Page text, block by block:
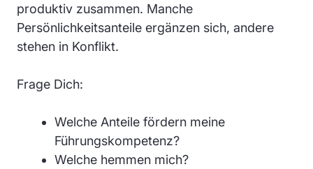
produktiv zusammen. Manche
Persönlichkeitsanteile ergänzen sich, andere
stehen in Konflikt.
Frage Dich:
Welche Anteile fördern meine
Führungskompetenz?
Welche hemmen mich?